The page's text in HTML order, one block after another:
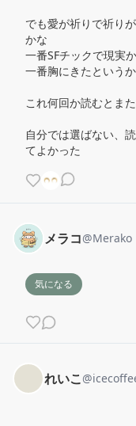
でも愛が祈りで祈り
かな
一番SFチックで現実
一番胸にきたという
これ何回か読むとま
自分では選ばない、
てよかった
メラコ@Merako
気になる
れいこ@